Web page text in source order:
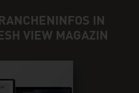
IN
VIEW MAGAZIN